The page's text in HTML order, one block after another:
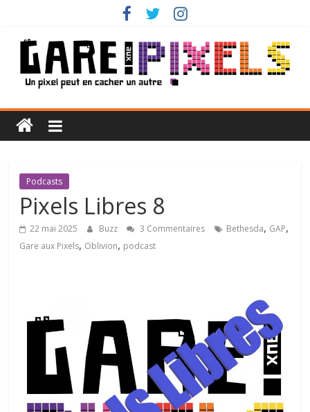
contenu
Gare
aux
Pixels
Un
pixel
peut
autre
Podcasts
Pixels Libres 8
22 mai 2025 Buzz 3 Commentaires Bethesda, GAP,
Gare aux Pixels, Oblivion, podcast